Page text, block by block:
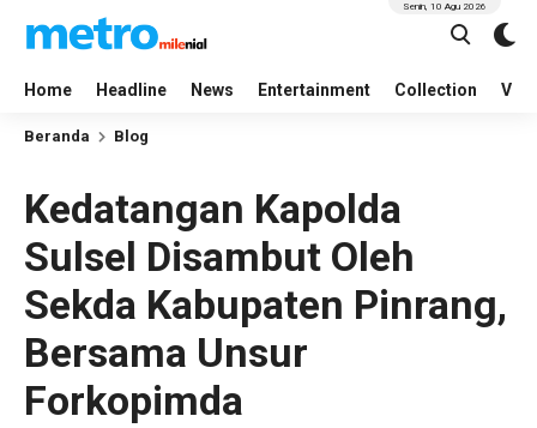
Home Headline News Entertainment Collection
Senin, 10 Agu 2026
Beranda Blog
Kedatangan Kapolda
Sulsel Disambut Oleh
Sekda Kabupaten Pinrang,
Bersama Unsur
Forkopimda